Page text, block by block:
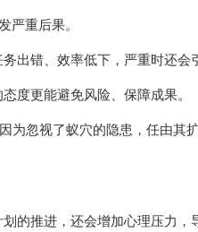
严重后果。
出错、效率低下，严重时还会
度更能避免风险、保障成果。
为忽视了蚁穴的隐患，任由其
的推进，还会增加心理压力，